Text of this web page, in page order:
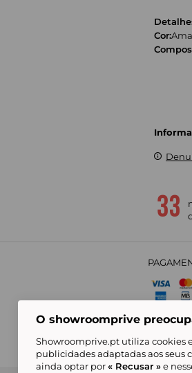
Cor:
O showroomprive
Showroomprive.pt utiliza cookies
publicidades adaptadas aos seus
ainda optar por« Recusar »e